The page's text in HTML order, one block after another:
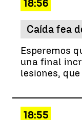
18:56
Caída fea
Esperemos
una final
lesiones,
18:55